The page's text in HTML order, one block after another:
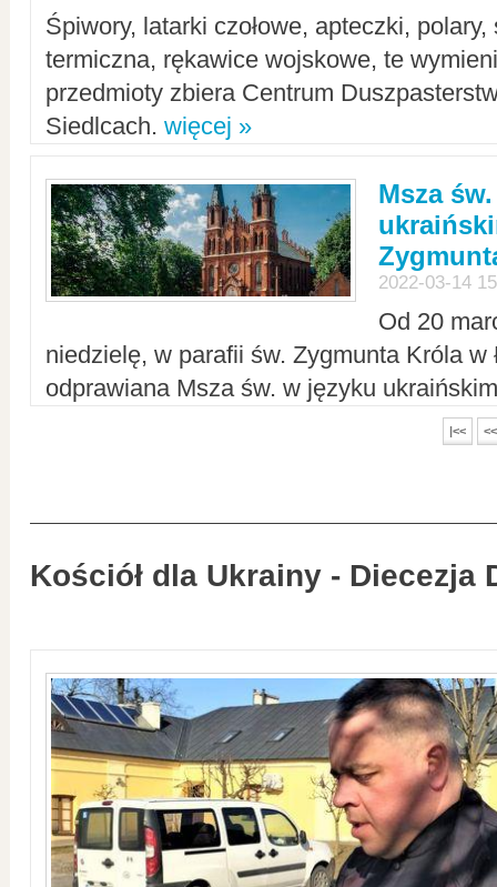
Śpiwory, latarki czołowe, apteczki,
termiczna, rękawice wojskowe, te
przedmioty zbiera Centrum
Siedlcach. więcej »
Msza
2022-03-14
Od 20
niedzielę, w parafii św. Zygmunta Króla w
odprawiana Msza św. w języku
|<< <<
Kościół dla Ukrainy - Diecezja